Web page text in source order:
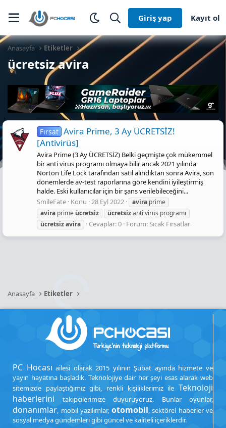
Giriş yap Kayıt ol
Anasayfa Etiketler
ücretsiz avira
Fırsat Avira Prime, 3 Ay ÜCRETSİZ!
[Antivirüs]
Avira Prime (3 Ay ÜCRETSİZ) Belki geçmişte çok mükemmel
bir anti virüs programı olmaya bilir ancak 2021 yılında
Norton Life Lock tarafından satıl alındıktan sonra Avira, son
dönemlerde av-test raporlarına göre kendini iyileştirmiş
halde. Eski kullanıcılar için bir şans verilebileceğini...
SmileFate Konu 28 Eyl 2022 avira prime
avira prime ücretsiz ücretsizanti virüs programı
ücretsizavira Cevaplar: 0 Forum:Sıcak Fırsatlar
Anasayfa Etiketler
PC Hocası ailesi olarak 2015 yılının Şubat ayında hizmete ve
yayın hayatına başladık. Teknolojiye dair her şeyi esas alarak web
sitemizde paylaştığımız gibi, renkli kişiliklerimiz ile Teknoloji
haberlerini takipçilerimize duyuruyoruz. Bunlar oyunlar,
donanımlar, mobil yazılımlar, otomobil, sektörel haberler ve
sosyal medya gündemleri gibi güncel ve kaliteli içeriklerdir.